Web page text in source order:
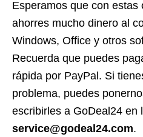
Esperamos que con estas
ahorres mucho dinero al
Windows, Office y otros
Recuerda que puedes
rápida por PayPal. Si
problema, puedes
escribirles a GoDeal24 en
service@godeal24.com.